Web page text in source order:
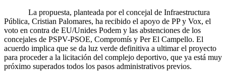
La propuesta, planteada por el concejal de Infraestructura
Pública, Cristian Palomares, ha recibido el apoyo de PP y Vox, el
voto en contra de EU/Unides Podem y las abstenciones de los
concejales de PSPV-PSOE, Compromís y Per El Campello. El
acuerdo implica que se da luz verde definitiva a ultimar el proyecto
para proceder a la licitación del complejo deportivo, que ya está muy
próximo superados todos los pasos administrativos previos.